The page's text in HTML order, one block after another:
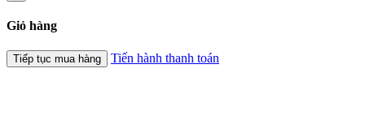
Giỏ hàng
Tiếp tục mua hàng Tiến hành thanh toán